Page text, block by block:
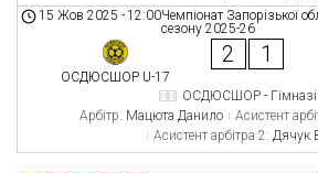
Чемпіонат Запорізької
сезону 2025-26
15 Жов 2025 -12:00
ОСДЮСШОР U-17
2 1
ОСДЮСШОР -
Арбітр: Мацюта Данило Асистент
Асистент арбітра 2: Дячук